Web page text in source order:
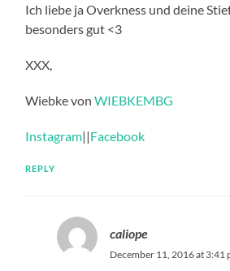
Ich liebe ja Overkness und deine
besonders gut <3
XXX,
Wiebke vonWIEBKEMBG
Instagram||Facebook
REPLY
caliope
December 11, 2016 at 3:41